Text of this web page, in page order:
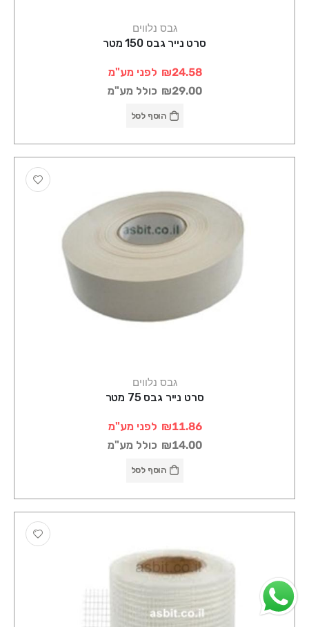
גבס נלווים
סרט נייר גבס 150 מטר
₪24.58 לפני מע"מ
₪29.00 כולל מע"מ
הוסף לסל
גבס נלווים
סרט נייר גבס 75 מטר
₪11.86 לפני מע"מ
₪14.00 כולל מע"מ
הוסף לסל